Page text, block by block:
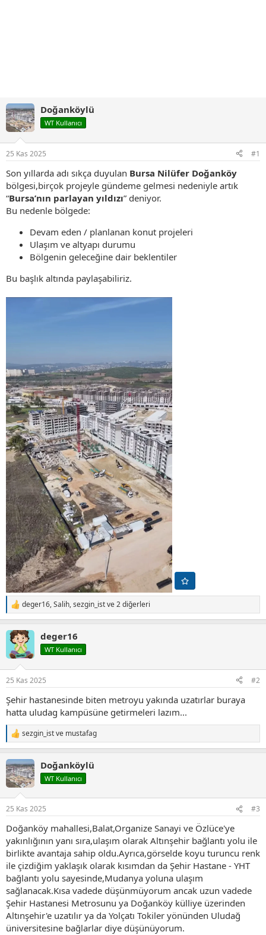
Doğanköylü
WT Kullanıcı
25 Kas 2025 #1
Son yıllarda adı sıkça duyulan Bursa Nilüfer Doğanköy
bölgesi,birçok projeyle gündeme gelmesi nedeniyle artık
“Bursa’nın parlayan yıldızı” deniyor.
Bu nedenle bölgede:
Devam eden / planlanan konut projeleri
Ulaşım ve altyapı durumu
Bölgenin geleceğine dair beklentiler
Bu başlık altında paylaşabiliriz.
T
e
k
l
:
deger16,Salih,sezgin_istve 2 diğerleri
deger16
WT Kullanıcı
25 Kas 2025 #2
Şehir hastanesinde biten metroyu yakında uzatırlar buraya
hatta uludag kampüsüne getirmeleri lazım...
T
e
k
i
l
:
sezgin_istve mustafag
Doğanköylü
WT Kullanıcı
25 Kas 2025 #3
Doğanköy mahallesi,Balat,Organize Sanayi ve Özlüce'ye
yakınlığının yanı sıra,ulaşım olarak Altınşehir bağlantı yolu ile
birlikte avantaja sahip oldu.Ayrıca,görselde koyu turuncu renk
ile çizdiğim yaklaşık olarak kısımdan da Şehir Hastane - YHT
bağlantı yolu sayesinde,Mudanya yoluna ulaşım
sağlanacak.Kısa vadede düşünmüyorum ancak uzun vadede
Şehir Hastanesi Metrosunu ya Doğanköy külliye üzerinden
Altınşehir'e uzatılır ya da Yolçatı Tokiler yönünden Uludağ
üniversitesine bağlarlar diye düşünüyorum.